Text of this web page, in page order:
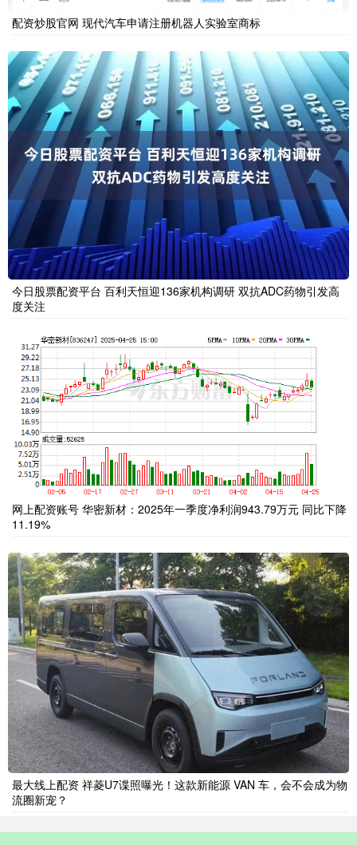
配资炒股官网 现代汽车申请注册机器人实验室商标
今日股票配资平台 百利天恒迎136家机构调研 双抗ADC药物引发高
度关注
网上配资账号 华密新材：2025年一季度净利润943.79万元 同比下降
11.19%
最大线上配资 祥菱U7谍照曝光！这款新能源 VAN 车，会不会成为物
流圈新宠？